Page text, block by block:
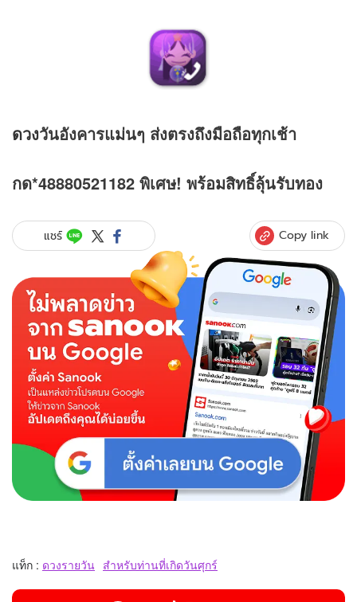
ดวงวันอังคารแม่นๆ ส่งตรงถึงมือถือทุกเช้า
กด*48880521182 พิเศษ! พร้อมสิทธิ์ลุ้นรับทอง
แชร์ Copy link
แท็ก : ดวงรายวัน สำหรับท่านที่เกิดวันศุกร์